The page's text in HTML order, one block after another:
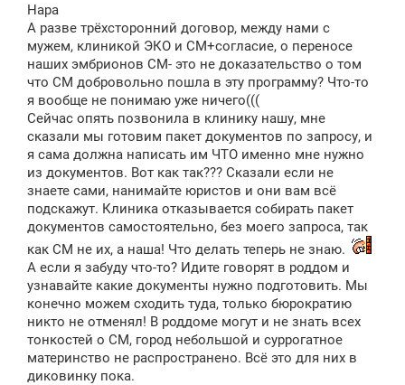
б
щ
е
н
и
Нара
А разве трёхсторонний договор, между нами с
мужем, клиникой ЭКО и СМ+согласие, о переносе
наших эмбрионов СМ- это не доказательство о том
что СМ добровольно пошла в эту программу? Что-то
я вообще не понимаю уже ничего(((
Сейчас опять позвонила в клинику нашу, мне
сказали мы готовим пакет документов по запросу, и
я сама должна написать им ЧТО именно мне нужно
из документов. Вот как так??? Сказали если не
знаете сами, нанимайте юристов и они вам всё
подскажут. Клиника отказывается собирать пакет
документов самостоятельно, без моего запроса, так
как СМ не их, а наша! Что делать теперь не знаю.
А если я забуду что-то? Идите говорят в роддом и
узнавайте какие документы нужно подготовить. Мы
конечно можем сходить туда, только бюрократию
никто не отменял! В роддоме могут и не знать всех
тонкостей о СМ, город небольшой и суррогатное
материнство не распространено. Всё это для них в
диковинку пока.